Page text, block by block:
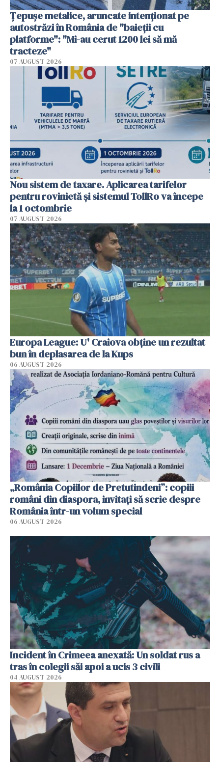
Țepușe metalice, aruncate intenționat pe
autostrăzi în România de "baieții cu
platforme": "Mi-au cerut 1200 lei să mă
tracteze"
07 AUGUST 2026
Nou sistem de taxare. Aplicarea tarifelor
pentru rovinietă şi sistemul TollRo va începe
la 1 octombrie
07 AUGUST 2026
Europa League: U' Craiova obține un rezultat
bun în deplasarea de la Kups
06 AUGUST 2026
„România Copiilor de Pretutindeni”: copiii
români din diaspora, invitați să scrie despre
România într-un volum special
06 AUGUST 2026
Incident în Crimeea anexată: Un soldat rus a
tras în colegii săi apoi a ucis 3 civili
04 AUGUST 2026